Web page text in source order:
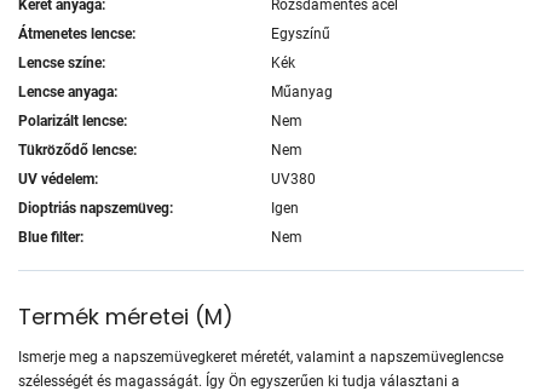
Keret anyaga:
Rozsdamentes acél
Átmenetes lencse:
Egyszínű
Lencse színe:
Kék
Lencse anyaga:
Műanyag
Polarizált lencse:
Nem
Tükröződő lencse:
Nem
UV védelem:
UV380
Dioptriás napszemüveg:
Igen
Blue filter:
Nem
Termék méretei (M)
Ismerje meg a napszemüvegkeret méretét, valamint a napszemüveglencse
szélességét és magasságát. Így Ön egyszerűen ki tudja választani a